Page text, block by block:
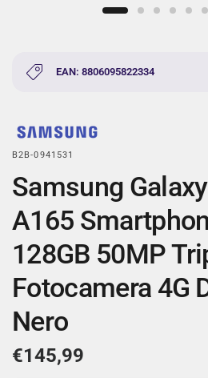
EAN: 8806095822334
B2B-0941531
Samsung
A165
128GB 50MP
Fotocamera 4G
Nero
€145,99